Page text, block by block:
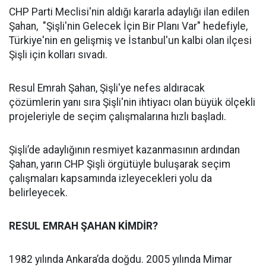
CHP Parti Meclisi'nin aldığı kararla adaylığı ilan edilen
Şahan, "Şişli'nin Gelecek İçin Bir Planı Var" hedefiyle,
Türkiye'nin en gelişmiş ve İstanbul'un kalbi olan ilçesi
Şişli için kolları sıvadı.
Resul Emrah Şahan, Şişli'ye nefes aldıracak
çözümlerin yanı sıra Şişli'nin ihtiyacı olan büyük ölçekli
projeleriyle de seçim çalışmalarına hızlı başladı.
Şişli’de adaylığının resmiyet kazanmasının ardından
Şahan, yarın CHP Şişli örgütüyle buluşarak seçim
çalışmaları kapsamında izleyecekleri yolu da
belirleyecek.
RESUL EMRAH ŞAHAN KİMDİR?
1982 yılında Ankara’da doğdu. 2005 yılında Mimar